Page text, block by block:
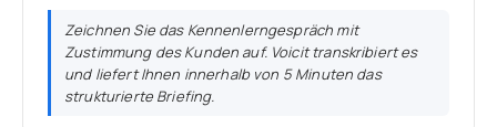
Zeichnen Sie das Kennenlerngespräch mit
Zustimmung des Kunden auf. Voicit transkribiert es
und liefert Ihnen innerhalb von 5 Minuten das
strukturierte Briefing.